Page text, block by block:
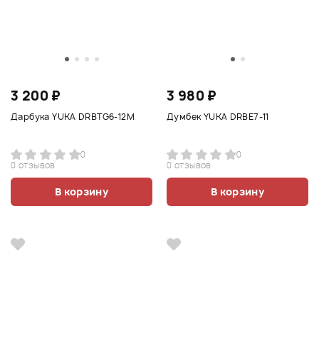
3 200 ₽
Дарбука YUKA DRBTG6-12M
0
0 отзывов
В корзину
3 980 ₽
Думбек YUKA DRBE7-11
0
0 отзывов
В корзину